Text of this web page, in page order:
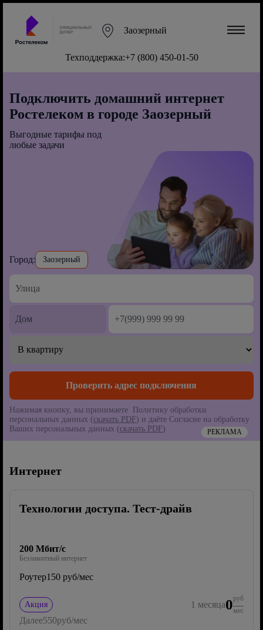
Заозерный
Техподдержка:+7 (800) 450-01-50
Подключить домашний интернет
Ростелеком в городе Заозерный
Выгодные тарифы под
любые задачи
Город: Заозерный
Нажимая кнопку, вы принимаете Политику обработки
персональных данных (скачать PDF) и даёте Согласие на обработку
Ваших персональных данных (скачать PDF) РЕКЛАМА
Интернет
Технологии доступа. Тест-драйв
200 Мбит/с
Безлимитный интернет
Роутер150 руб/мес
Акция 1 месяца0руб
мес
Далее550руб/мес